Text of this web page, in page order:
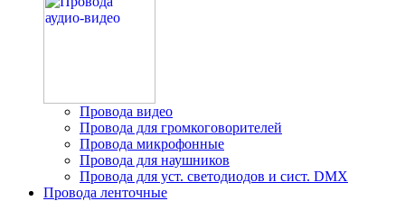
Провода видео
Провода для громкоговорителей
Провода микрофонные
Провода для наушников
Провода для уст. светодиодов и сист. DMX
Провода ленточные